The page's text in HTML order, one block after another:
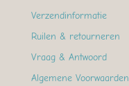
Verzendinformatie
Ruilen & retourneren
Vraag & Antwoord
Algemene Voorwaarden